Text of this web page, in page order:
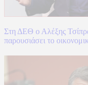
Στη ΔΕΘ ο Αλέξης
παρουσιάσει το